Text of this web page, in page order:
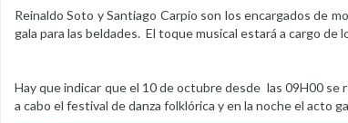
Reinaldo Soto y Santiago Carpio son los encargados de
gala para las beldades. El toque musical estará a cargo
Hay que indicar que el 10 de octubre desde las 09H00 se
a cabo el festival de danza folklórica y en la noche el acto